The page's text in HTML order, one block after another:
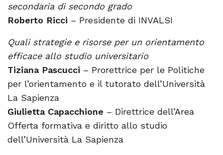
secondaria di secondo grado
Roberto Ricci – Presidente di INVALSI
Quali strategie e risorse per un orientamento
efficace allo studio universitario
Tiziana Pascucci – Prorettrice per le Politiche
per l’orientamento e il tutorato dell’Università
La Sapienza
Giulietta Capacchione – Direttrice dell’Area
Offerta formativa e diritto allo studio
dell’Università La Sapienza